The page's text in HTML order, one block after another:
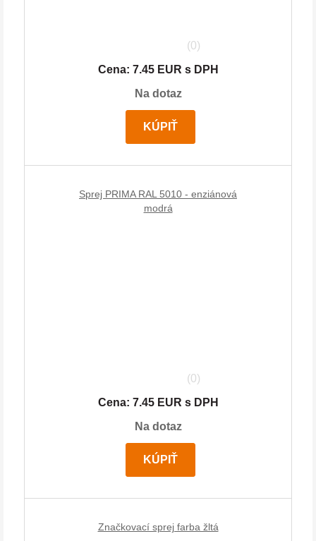
(0)
Cena: 7.45 EUR s DPH
Na dotaz
KÚPIŤ
Sprej PRIMA RAL 5010 - enziánová
modrá
(0)
Cena: 7.45 EUR s DPH
Na dotaz
KÚPIŤ
Značkovací sprej farba žltá